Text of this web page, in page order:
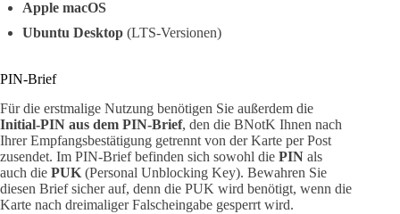
Apple macOS
Ubuntu Desktop (LTS-Versionen)
PIN-Brief
Für die erstmalige Nutzung benötigen Sie außerdem die
Initial-PIN aus dem PIN-Brief, den die BNotK Ihnen nach
Ihrer Empfangsbestätigung getrennt von der Karte per Post
zusendet. Im PIN-Brief befinden sich sowohl die PIN als
auch die PUK (Personal Unblocking Key). Bewahren Sie
diesen Brief sicher auf, denn die PUK wird benötigt, wenn die
Karte nach dreimaliger Falscheingabe gesperrt wird.